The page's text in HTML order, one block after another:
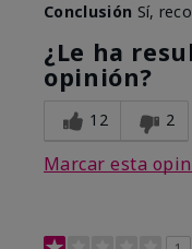
Conclusión Sí,
¿Le ha
opinión?
12 2
Marcar esta